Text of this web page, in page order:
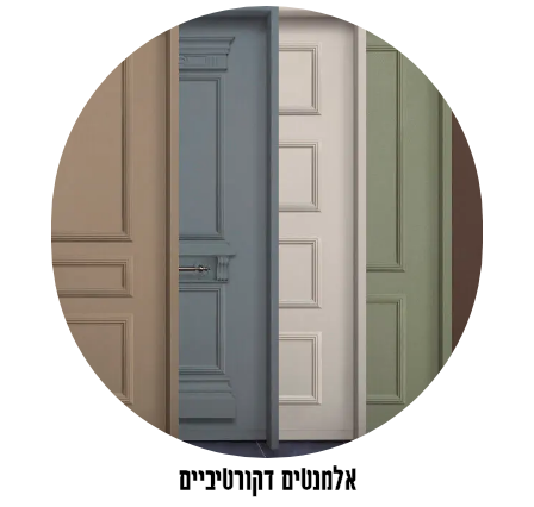
אלמנטים דקורטיביים